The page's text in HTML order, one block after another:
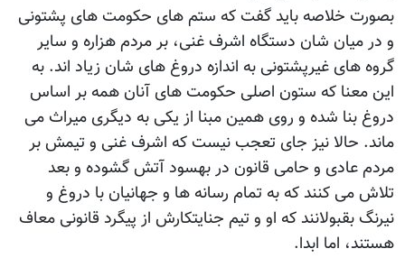
بصورت خلاصه باید گفت که ستم های حکومت های پشتونی
و در میان شان دستگاه اشرف غنی، بر مردم هزاره و سایر
گروه های غیرپشتونی به اندازه دروغ های شان زیاد اند. به
این معنا که ستون اصلی حکومت های آنان همه بر اساس
دروغ بنا شده و روی همین مبنا از یکی به دیگری میراث می
ماند. حالا نیز جای تعجب نیست که اشرف غنی و تیمش بر
مردم عادی و حامی قانون در بهسود آتش گشوده و بعد
تلاش می کنند که به تمام رسانه ها و جهانیان با دروغ و
نیرنگ بقبولانند که او و تیم جنایتکارش از پیگرد قانونی معاف
هستند، اما ابدا.